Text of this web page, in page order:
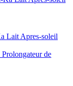
Lait Apres-soleil